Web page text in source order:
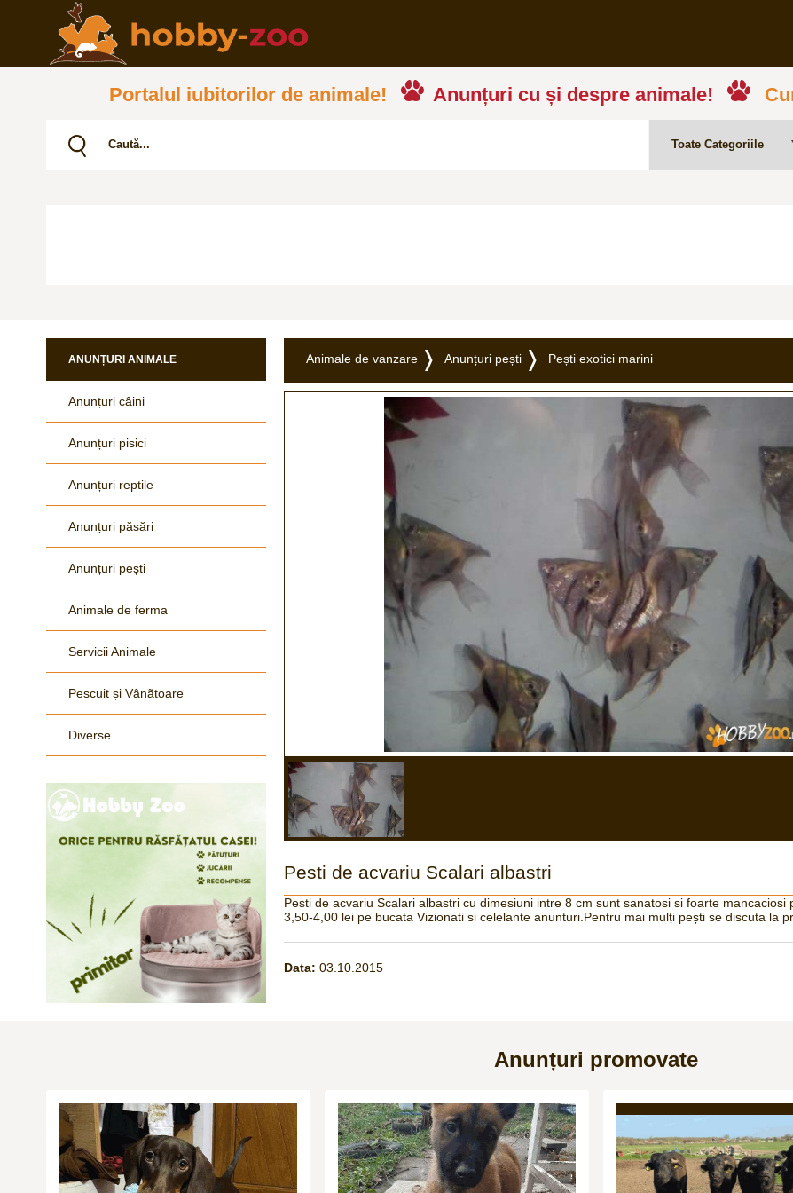
Portalul iubitorilor de animale! Anunțuri cu și despre animale!
ANUNȚURI ANIMALE
Anunțuri câini
Anunțuri pisici
Anunțuri reptile
Anunțuri păsări
Anunțuri pești
Animale de ferma
Servicii Animale
Pescuit și Vânãtoare
Diverse
Animale de vanzare Anunțuri pești Pești exotici marini
Pesti de acvariu Scalari albastri
Pesti de acvariu Scalari albastri cu dimesiuni intre 8 cm sunt sanatosi si foarte mancaciosi
3,50-4,00 lei pe bucata Vizionati si celelante anunturi.Pentru mai mulți pești se discuta la
Data: 03.10.2015
Anunțuri promovate